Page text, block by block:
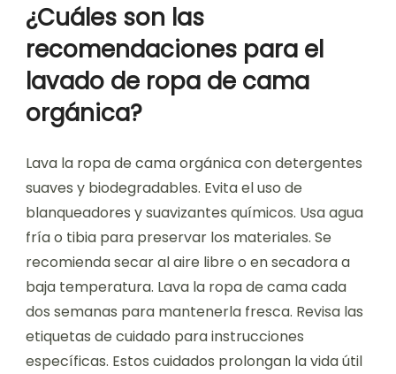
¿Cuáles son las
recomendaciones para el
lavado de ropa de cama
orgánica?
Lava la ropa de cama orgánica con detergentes
suaves y biodegradables. Evita el uso de
blanqueadores y suavizantes químicos. Usa agua
fría o tibia para preservar los materiales. Se
recomienda secar al aire libre o en secadora a
baja temperatura. Lava la ropa de cama cada
dos semanas para mantenerla fresca. Revisa las
etiquetas de cuidado para instrucciones
específicas. Estos cuidados prolongan la vida útil